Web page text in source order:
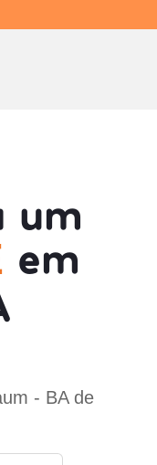
um
em
- BA de